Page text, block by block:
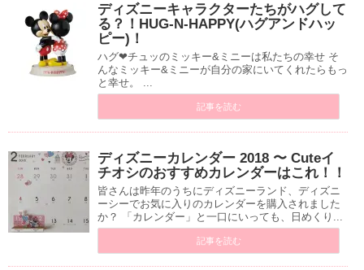
ディズニーキャラクターたちがハグして
る？！HUG-N-HAPPY(ハグアンドハッ
ピー)！
ハグ❤︎チュッのミッキー&ミニーは私たちの幸せ そ
んなミッキー&ミニーが自分の家にいてくれたらもっ
と幸せ。 ...
記事を読む
ディズニーカレンダー 2018 〜 Cuteイ
チオシのおすすめカレンダーはこれ！！
皆さんは昨年のうちにディズニーランド、ディズニ
ーシーでお気に入りのカレンダーを購入されました
か？ 「カレンダー」と一口にいっても、日めくり...
記事を読む